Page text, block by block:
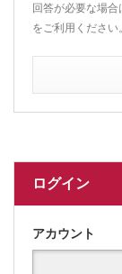
回答が必要な場合
をご利用ください。
ログイン
アカウント